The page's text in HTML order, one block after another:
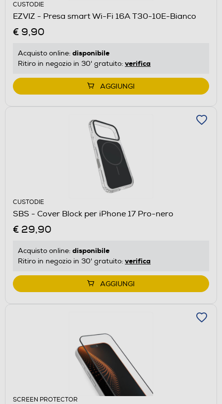
CUSTODIE
EZVIZ - Presa smart Wi-Fi 16A T30-10E-Bianco
€ 9,90
Acquisto online: disponibile
Ritiro in negozio in 30' gratuito: verifica
AGGIUNGI
CUSTODIE
SBS - Cover Block per iPhone 17 Pro-nero
€ 29,90
Acquisto online: disponibile
Ritiro in negozio in 30' gratuito: verifica
AGGIUNGI
SCREEN PROTECTOR